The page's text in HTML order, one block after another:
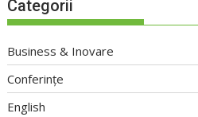
Categorii
Business & Inovare
Conferințe
English